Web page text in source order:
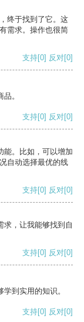
终于找到了它。这
需求。操作也很简
支持[0] 反对[0]
。
支持[0] 反对[0]
能。比如，可以增加
自动选择最优的线
支持[0] 反对[0]
求，让我能够找到自
支持[0] 反对[0]
到实用的知识。
支持[0] 反对[0]